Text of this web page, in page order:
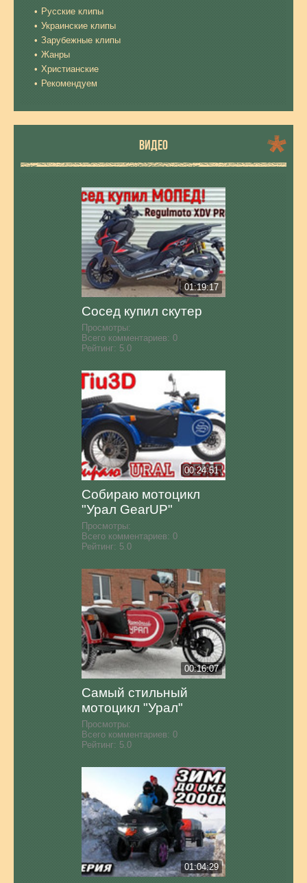
Русские клипы
Украинские клипы
Зарубежные клипы
Жанры
Христианские
Рекомендуем
ВИДЕО
01:19:17
Сосед купил скутер
Просмотры:
Всего комментариев: 0
Рейтинг: 5.0
00:24:51
Собираю мотоцикл
"Урал GearUP"
Просмотры:
Всего комментариев: 0
Рейтинг: 5.0
00:16:07
Самый стильный
мотоцикл "Урал"
Просмотры:
Всего комментариев: 0
Рейтинг: 5.0
01:04:29